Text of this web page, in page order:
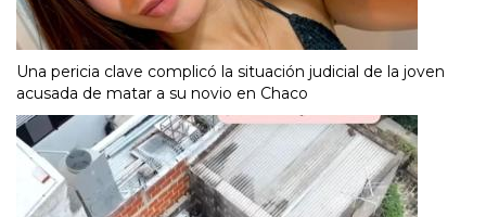
Una pericia clave complicó la situación judicial de la joven
acusada de matar a su novio en Chaco